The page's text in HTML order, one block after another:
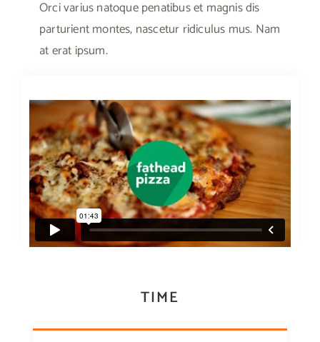
Orci varius natoque penatibus et magnis dis
parturient montes, nascetur ridiculus mus. Nam
at erat ipsum.
TIME